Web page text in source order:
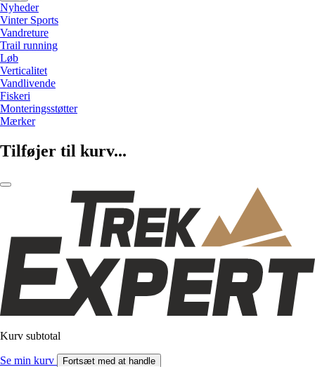
Nyheder
Vinter Sports
Vandreture
Trail running
Løb
Verticalitet
Vandlivende
Fiskeri
Monteringsstøtter
Mærker
Tilføjer til kurv...
Kurv subtotal
Se min kurv Fortsæt med at handle